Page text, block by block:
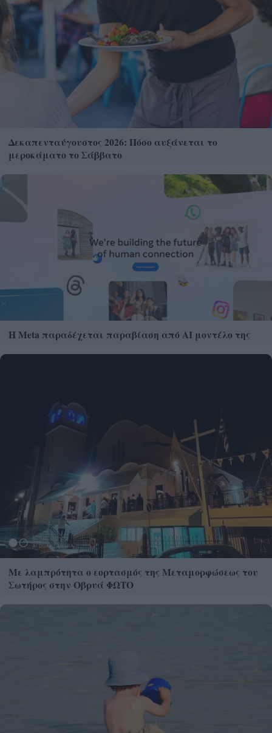
Δεκαπενταύγουστος 2026: Πόσο αυξάνεται το
μεροκάματο το Σάββατο
Η Meta παραδέχεται παραβίαση από AI μοντέλο της
Με λαμπρότητα ο εορτασμός της Μεταμορφώσεως του
Σωτήρος στην Οβρυά ΦΩΤΟ